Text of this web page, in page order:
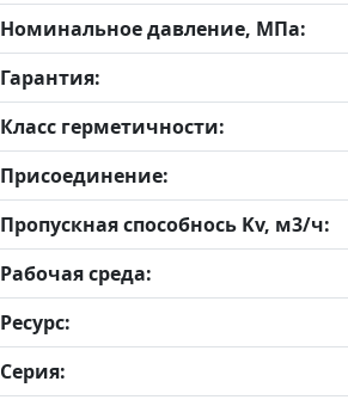
Номинальное давление, МПа:
Гарантия:
Класс герметичности:
Присоединение:
Пропускная способнось Kv, м3/ч:
Рабочая среда:
Ресурс:
Серия: